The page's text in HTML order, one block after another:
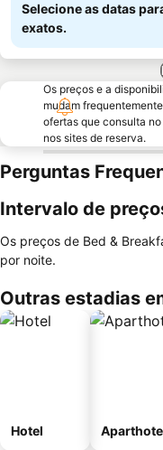
Selecione as datas
exatos.
Os preços e a
mudam
ofertas que consulta
nos sites de reserva.
Perguntas
Intervalo de
Os preços de Bed &
por noite.
Outras estadias
Hotel